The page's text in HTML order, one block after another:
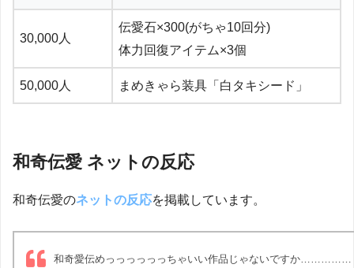
30,000人
伝愛石×300(がちゃ10回分)
体力回復アイテム×3個
50,000人 まめきゃら装具「白タキシード」
和奇伝愛 ネットの反応
和奇伝愛のネットの反応を掲載しています。
和奇愛伝めっっっっっっちゃいい作品じゃないですか……………